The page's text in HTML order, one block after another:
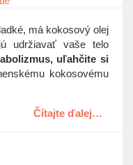
má kokosový olej
udržiavať vaše telo
uľahčite si
kokosovému
Čítajte ďalej…